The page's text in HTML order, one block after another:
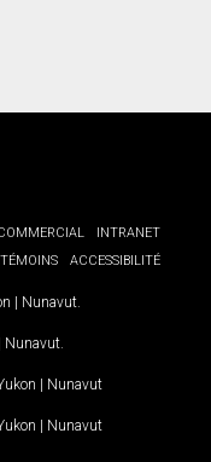
INTRANET
TÉMOINS ACCESSIBILITÉ
| Nunavut
Nunavut
| Nunavut
| Nunavut